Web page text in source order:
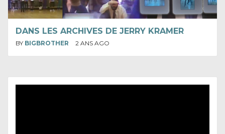
DANS LES ARCHIVES DE JERRY KRAMER
BY BIGBROTHER 2 ANS AGO